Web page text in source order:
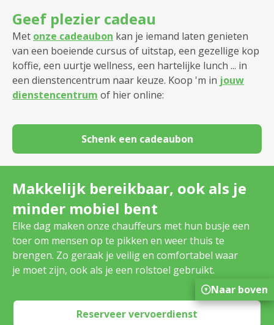
Geef plezier cadeau
Met onze cadeaubon kan je iemand laten genieten
van een boeiende cursus of uitstap, een gezellige kop
koffie, een uurtje wellness, een hartelijke lunch ... in
een dienstencentrum naar keuze. Koop 'm in jouw
dienstencentrum of hier online:
Schenk een cadeaubon
Makkelijk bereikbaar, ook als je
minder mobiel bent
Elke dag maken onze chauffeurs met hun busje een
toer om mensen op te pikken en weer thuis te
brengen. Zo geraak je veilig en comfortabel waar
je moet zijn, ook als je een rolstoel gebruikt.
Reserveer vervoerdienst
Naar boven